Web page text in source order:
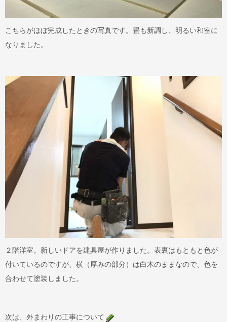
こちらがほぼ完成したときの写真です。畳も新調し、明るい和室に
なりました。
２階洋室。新しいドアを建具屋が作りました。表裏はもともと色が
付いているのですが、横（厚みの部分）は白木のままなので、色を
合わせて塗装しました。
次は、外まわりの工事について